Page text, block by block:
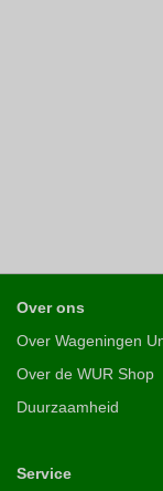
Over ons
Over Wageningen
Over de WUR Shop
Duurzaamheid
Service